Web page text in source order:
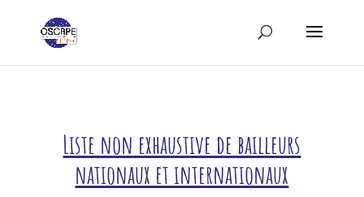
Liste non exhaustive de bailleurs
nationaux et internationaux